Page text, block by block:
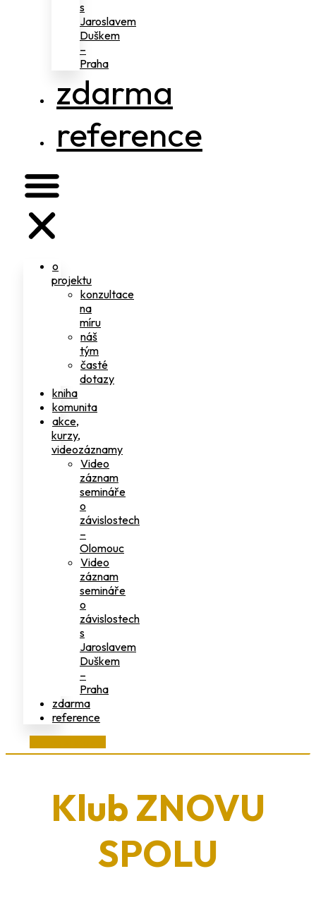
s
Jaroslavem
Duškem
–
Praha
zdarma
reference
o
projektu
konzultace
na
míru
náš
tým
časté
dotazy
kniha
komunita
akce,
kurzy,
videozáznamy
Video
záznam
semináře
o
závislostech
–
Olomouc
Video
záznam
semináře
o
závislostech
s
Jaroslavem
Duškem
–
Praha
zdarma
reference
Klub ZNOVU
SPOLU